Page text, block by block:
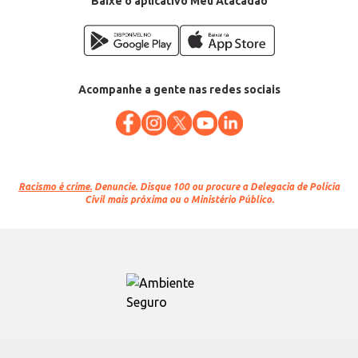
Acompanhe a gente nas redes sociais
Racismo é crime. Denuncie. Disque 100 ou procure a Delegacia de Polícia
Civil mais próxima ou o Ministério Público.